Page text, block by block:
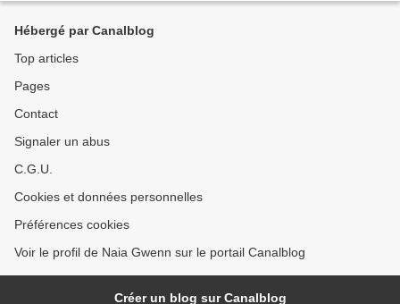
Hébergé par Canalblog
Top articles
Pages
Contact
Signaler un abus
C.G.U.
Cookies et données personnelles
Préférences cookies
Voir le profil de Naia Gwenn sur le portail Canalblog
Créer un blog sur Canalblog